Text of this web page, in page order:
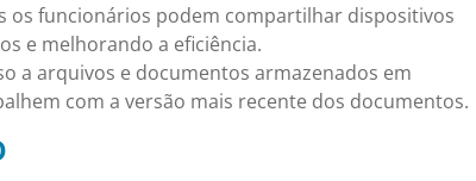
os funcionários podem compartilhar dispositivos
e melhorando a eficiência.
a arquivos e documentos armazenados em
com a versão mais recente dos documentos.